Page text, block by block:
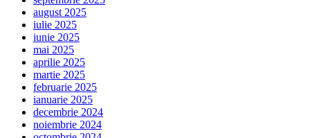
august 2025
iulie 2025
iunie 2025
mai 2025
aprilie 2025
martie 2025
februarie 2025
ianuarie 2025
decembrie 2024
noiembrie 2024